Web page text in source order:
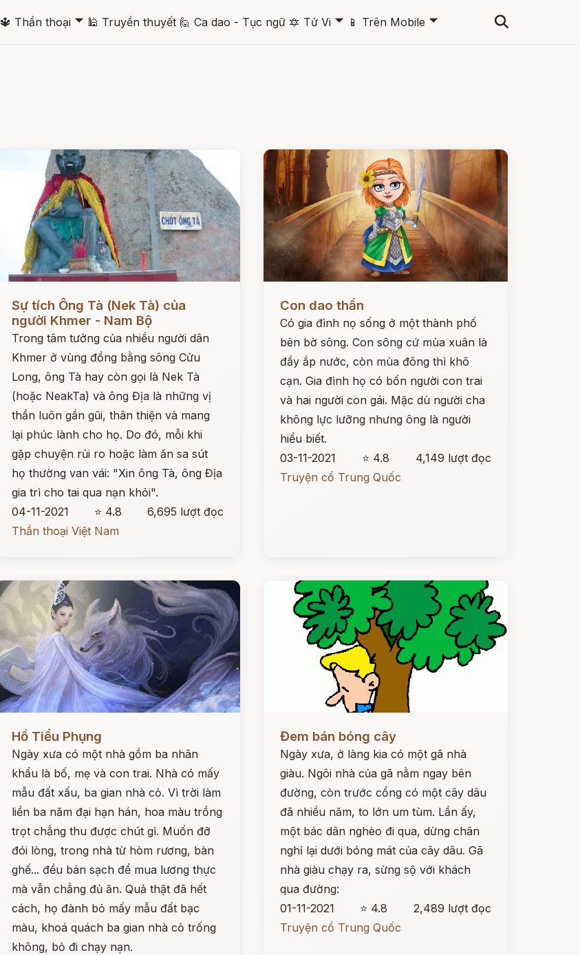
🔱 Thần thoại 🞃 🕌 Truyền thuyết 🙋 Ca dao - Tục ngữ 🔯 Tử Vi 🞃 📱 Trên Mobile 🞃
Sự tích Ông Tà (Nek Tà) của
người Khmer - Nam Bộ
Trong tâm tưởng của nhiều người dân
Khmer ở vùng đồng bằng sông Cửu
Long, ông Tà hay còn gọi là Nek Tà
(hoặc NeakTa) và ông Địa là những vị
thần luôn gần gũi, thân thiện và mang
lại phúc lành cho họ. Do đó, mỗi khi
gặp chuyện rủi ro hoặc làm ăn sa sút
họ thường van vái: "Xin ông Tà, ông Địa
gia trì cho tai qua nạn khỏi".
04-11-2021
⭐ 4.8
6,695 lượt đọc
Thần thoại Việt Nam
Con dao thần
Có gia đình nọ sống ở một thành phố
bên bờ sông. Con sông cứ mùa xuân là
đầy ắp nước, còn mùa đông thì khô
cạn. Gia đình họ có bốn người con trai
và hai người con gái. Mặc dù người cha
không lực lưỡng nhưng ông là người
hiểu biết.
03-11-2021
⭐ 4.8
4,149 lượt đọc
Truyện cổ Trung Quốc
Đọc ngay
Hồ Tiểu Phụng
Ngày xưa có một nhà gồm ba nhân
khẩu là bố, mẹ và con trai. Nhà có mấy
mẫu đất xấu, ba gian nhà cỏ. Vì trời làm
liền ba năm đại hạn hán, hoa màu trồng
trọt chẳng thu được chút gì. Muốn đỡ
đói lòng, trong nhà từ hòm rương, bàn
ghế... đều bán sạch để mua lương thực
mà vẫn chẳng đủ ăn. Quả thật đã hết
cách, họ đành bỏ mấy mẫu đất bạc
màu, khoá quách ba gian nhà cỏ trống
không, bỏ đi chạy nạn.
Đem bán bóng cây
Ngày xưa, ở làng kia có một gã nhà
giàu. Ngôi nhà của gã nằm ngay bên
đường, còn trước cổng có một cây dâu
đã nhiều năm, to lớn um tùm. Lần ấy,
một bác dân nghèo đi qua, dừng chân
nghỉ lại dưới bóng mát của cây dâu. Gã
nhà giàu chạy ra, sừng sộ với khách
qua đường:
01-11-2021
⭐ 4.8
2,489 lượt đọc
Truyện cổ Trung Quốc